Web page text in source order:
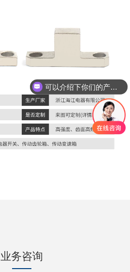
业务咨询
可以介绍下你们的产品么